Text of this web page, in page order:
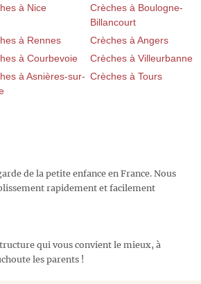
à Nice
Crèches à Boulogne-
Billancourt
à Rennes
Crèches à Angers
à Courbevoie
Crèches à Villeurbanne
à Asnières-sur- Crèches à Tours
de la petite enfance en France. Nous
rapidement et facilement
qui vous convient le mieux, à
les parents !